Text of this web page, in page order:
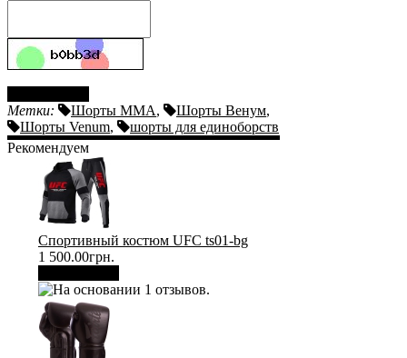
Метки:
Шорты ММА, Шорты Венум,
Шорты Venum,
шорты для единоборств
Рекомендуем
Спортивный костюм UFC ts01-bg
1 500.00грн.